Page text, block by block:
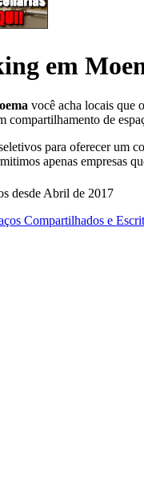
em
você acha locais que
compartilhamento de
para oferecer um
apenas empresas
desde Abril de 2017
Compartilhados e